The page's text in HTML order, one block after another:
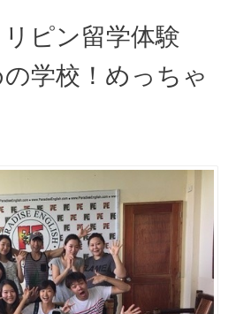
リピン留学体験
学校！めっちゃ